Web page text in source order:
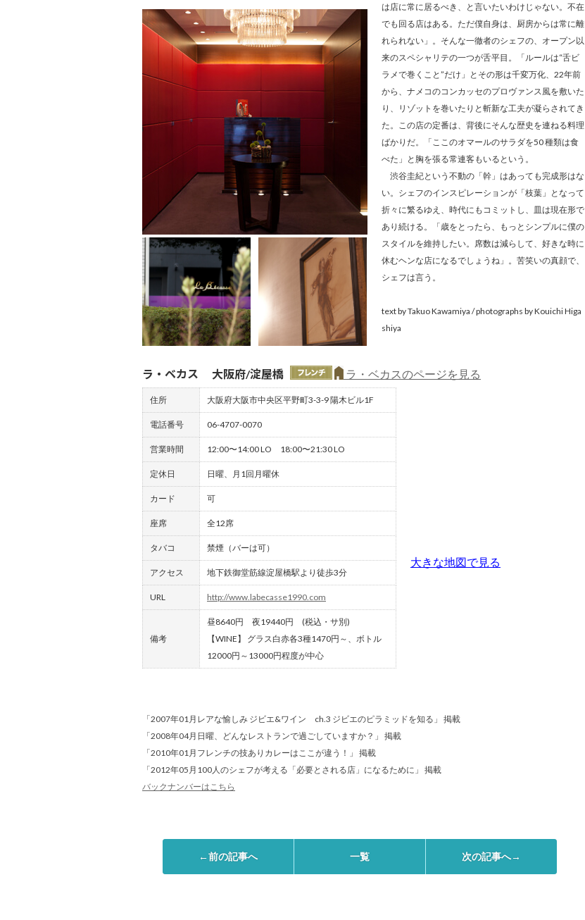
は店に常に居るべき、と言いたいわけじゃない。不在
でも回る店はある。ただ僕自身は、厨房からは常に離
れられない」。そんな一徹者のシェフの、オープン以
来のスペシャリテの一つが舌平目。「ルールは“舌ビ
ラメで巻くこと”だけ」とその形は千変万化、22年前
から、ナメコのコンカッセのプロヴァンス風を敷いた
り、リゾットを巻いたりと斬新な工夫が凝らされてき
た。この店の定番は、背後にそんな歴史を連ねる料理
ばかりだ。「ここのオマールのサラダを50 種類は食
べた」と胸を張る常連客もいるという。
渋谷圭紀という不動の「幹」はあっても完成形はな
い。シェフのインスピレーションが「枝葉」となって
折々に繁るゆえ、時代にもコミットし、皿は現在形で
あり続ける。「歳をとったら、もっとシンプルに僕の
スタイルを維持したい。席数は減らして、好きな時に
休むヘンな店になるでしょうね」。苦笑いの真顔で、
シェフは言う。
text by Takuo Kawamiya / photographs by Kouichi Higa
shiya
ラ・ベカス 大阪府/淀屋橋 ラ・ベカスのページを見る
住所 大阪府大阪市中央区平野町3-3-9 陽木ビル1F
電話番号 06-4707-0070
営業時間 12:00〜14:00 LO 18:00〜21:30 LO
定休日 日曜、月1回月曜休
カード 可
座席 全12席
タバコ 禁煙（バーは可）
アクセス 地下鉄御堂筋線淀屋橋駅より徒歩3分
URL http://www.labecasse1990.com
備考
昼8640円 夜19440円 (税込・サ別)
【WINE】 グラス白赤各3種1470円～、ボトル
12000円～13000円程度が中心
大きな地図で見る
「2007年01月レアな愉しみ ジビエ&ワイン ch.3 ジビエのピラミッドを知る」 掲載
「2008年04月日曜、どんなレストランで過ごしていますか？」 掲載
「2010年01月フレンチの技ありカレーはここが違う！」 掲載
「2012年05月100人のシェフが考える「必要とされる店」になるために」 掲載
バックナンバーはこちら
←前の記事へ 一覧 次の記事へ→